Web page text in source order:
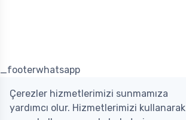
_footerwhatsapp
Çerezler hizmetlerimizi sunmamıza
yardımcı olur. Hizmetlerimizi kullanarak